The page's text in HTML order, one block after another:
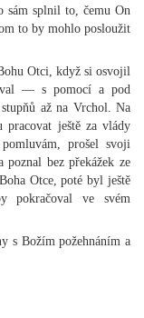
sám splnil to, čemu On
to by mohlo posloužit
Otci, když si osvojil
— s pomocí a pod
až na Vrchol. Na
pracovat ještě za vlády
prošel svoji
poznal bez překážek ze
Otce, poté byl ještě
pokračoval ve svém
s Božím požehnáním a